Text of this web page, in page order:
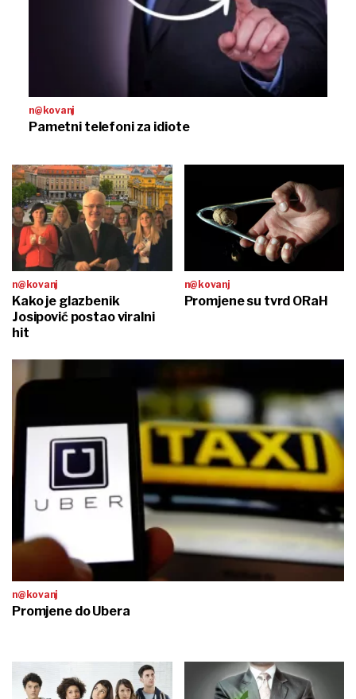
n@kovanj
Pametni telefoni za idiote
n@kovanj
Kako je glazbenik
Josipović postao viralni
hit
n@kovanj
Promjene su tvrd ORaH
n@kovanj
Promjene do Ubera